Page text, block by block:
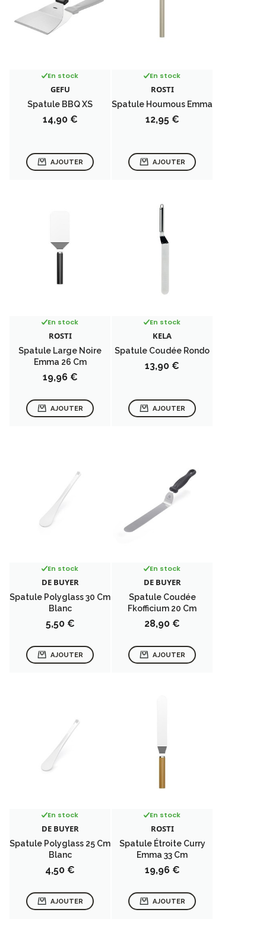
En stock
GEFU
Spatule BBQ XS
Prix
14,90 €
AJOUTER
En stock
ROSTI
Spatule Houmous Emma
Prix
12,95 €
AJOUTER
En stock
ROSTI
Spatule Large Noire
Emma 26 Cm
Prix
19,96 €
AJOUTER
En stock
KELA
Spatule Coudée Rondo
Prix
13,90 €
AJOUTER
En stock
DE BUYER
Spatule Polyglass 30 Cm
Blanc
Prix
5,50 €
AJOUTER
En stock
DE BUYER
Spatule Coudée
Fkofficium 20 Cm
Prix
28,90 €
AJOUTER
En stock
DE BUYER
Spatule Polyglass 25 Cm
Blanc
Prix
4,50 €
AJOUTER
En stock
ROSTI
Spatule Étroite Curry
Emma 33 Cm
Prix
19,96 €
AJOUTER